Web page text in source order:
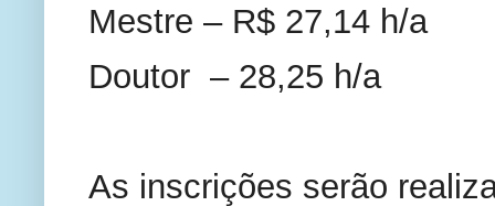
Mestre – R$ 27,14 h/a
Doutor  – 28,25 h/a
As inscrições serão